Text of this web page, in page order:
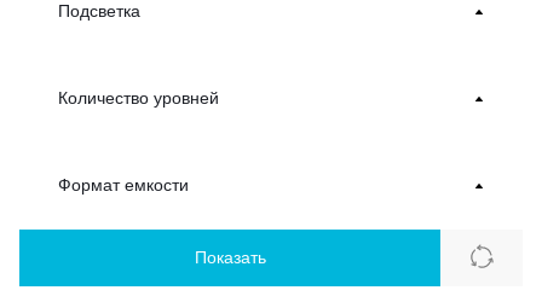
Подсветка
Количество уровней
Формат емкости
Показать